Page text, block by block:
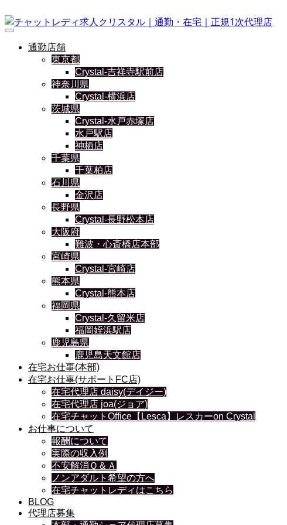
通勤店舗
東京都
Crystal-吉祥寺駅前店
神奈川県
Crystal-横浜店
茨城県
Crystal-水戸赤塚店
水戸駅店
神栖店
千葉県
千葉柏店
石川県
金沢店
長野県
Crystal-長野松本店
大阪府
難波・心斎橋店本部
宮崎県
Crystal-宮崎店
熊本県
Crystal-熊本店
福岡県
Crystal-久留米店
福岡姪浜駅店
鹿児島県
鹿児島天文館店
在宅お仕事(本部)
在宅お仕事(サポートFC店)
在宅代理店 daisy(デイジー)
在宅代理店 joa(ジョア)
在宅チャットOffice【Lesca】レスカーon Crystal
お仕事について
報酬について
実際の収入例
不安解消Ｑ＆Ａ
ノンアダルト希望の方へ
在宅チャットレディはこちら
BLOG
代理店募集